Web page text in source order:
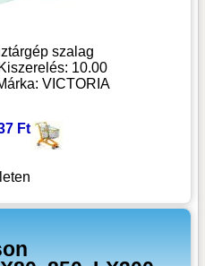
szalag
10.00
VICTORIA
Ft